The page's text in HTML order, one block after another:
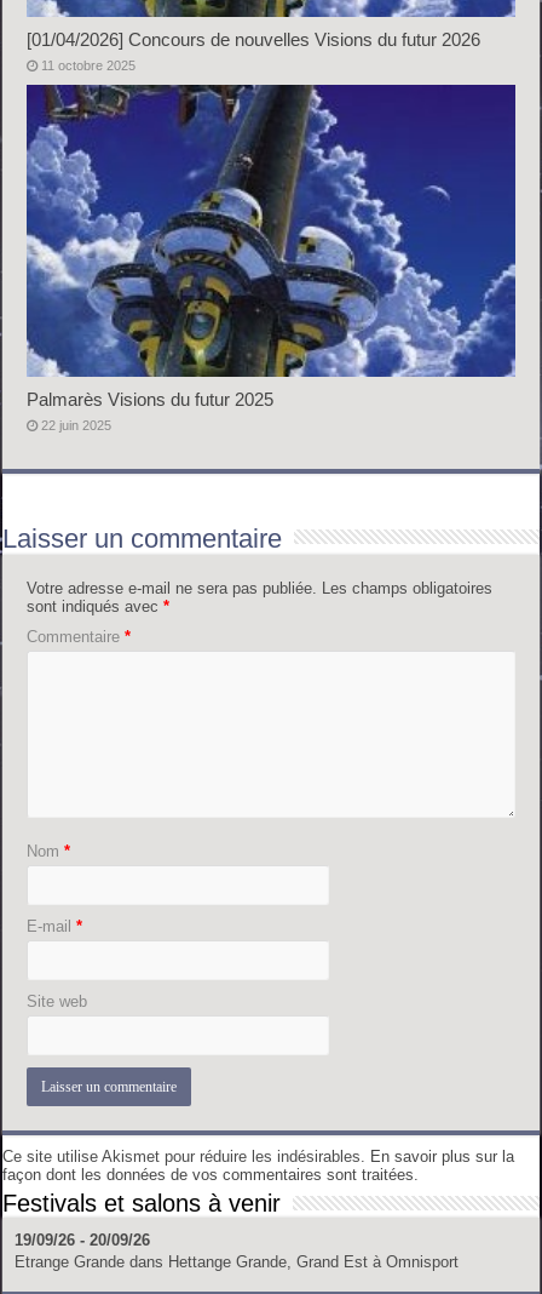
[01/04/2026] Concours de nouvelles Visions du futur 2026
11 octobre 2025
Palmarès Visions du futur 2025
22 juin 2025
Laisser un commentaire
Votre adresse e-mail ne sera pas publiée.
Les champs obligatoires
sont indiqués avec*
Commentaire*
Nom*
E-mail*
Site web
Ce site utilise Akismet pour réduire les indésirables.
En savoir plus sur la
façon dont les données de vos commentaires sont traitées
Festivals et salons à venir
19/09/26 - 20/09/26
Etrange Grande dans Hettange Grande, Grand Est à Omnisport